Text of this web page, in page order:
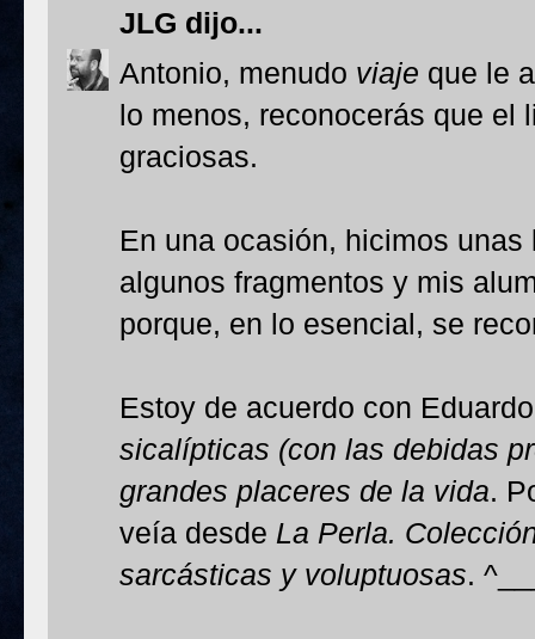
JLG dijo...
Antonio, menudo viaje que le
lo menos, reconocerás que el
graciosas.
En una ocasión, hicimos
algunos fragmentos y mis
porque, en lo esencial, se
Estoy de acuerdo con
sicalípticas (con las debidas
grandes placeres de la vida.
veía desde La Perla.
sarcásticas y voluptuosas.